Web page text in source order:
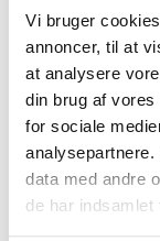
Vi bruger
annoncer, til at
at analysere
din brug af
for sociale
data med andre
de har indsamlet
Brevo
Webhost og
Data opbevares
tredjelande